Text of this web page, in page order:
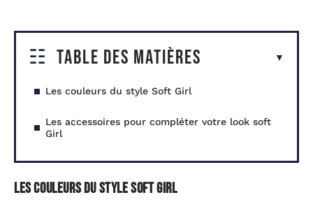
Table des matières
Les couleurs du style Soft Girl
Les accessoires pour compléter votre look soft
Girl
Les couleurs du style Soft Girl